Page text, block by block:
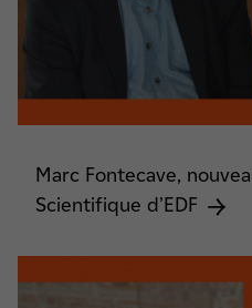
Marc Fontecave,
Scientifique d’EDF